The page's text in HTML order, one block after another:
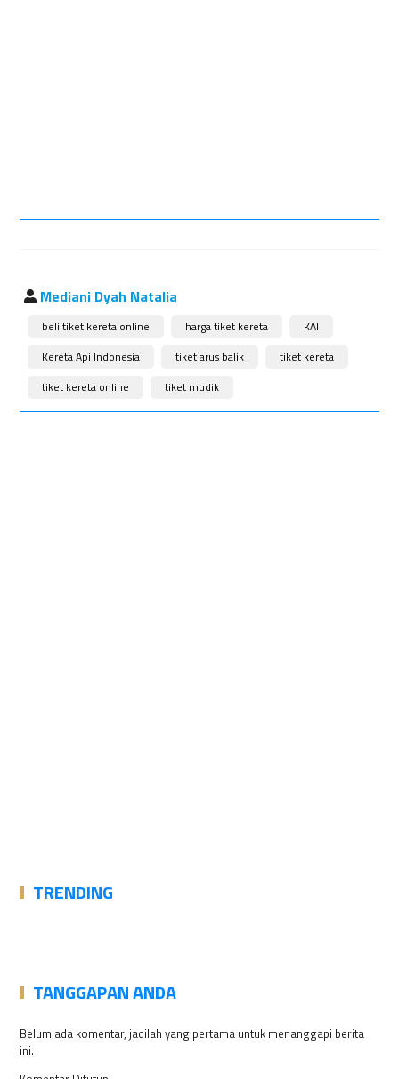
Mediani Dyah Natalia
beli tiket kereta online harga tiket kereta
KAI
Kereta Api Indonesia
tiket arus balik
tiket kereta
tiket kereta online
tiket mudik
TRENDING
TANGGAPAN ANDA
Belum ada komentar, jadilah yang pertama untuk menanggapi berita
ini.